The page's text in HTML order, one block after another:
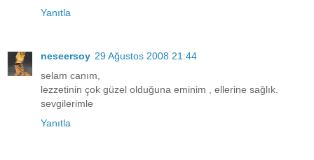
Yanıtla
neseersoy 29 Ağustos 2008 21:44
selam canım,
lezzetinin çok güzel olduğuna eminim , ellerine sağlık.
sevgilerimle
Yanıtla